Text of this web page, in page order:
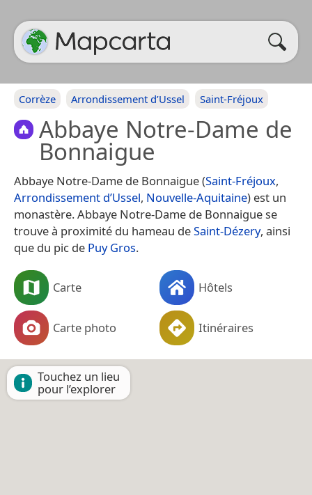
Corrèze Arrondissement d’Ussel Saint-Fréjoux
Abbaye Notre-Dame de
Bonnaigue
Abbaye Notre-Dame de Bonnaigue (Saint-Fréjoux,
Arrondissement d’Ussel, Nouvelle-Aquitaine) est un
monastère. Abbaye Notre-Dame de Bonnaigue se
trouve à proximité du hameau deSaint-Dézery, ainsi
que du pic de Puy Gros.
Carte Hôtels
Carte photo Itinéraires
Touchez un lieu
pour l’explorer